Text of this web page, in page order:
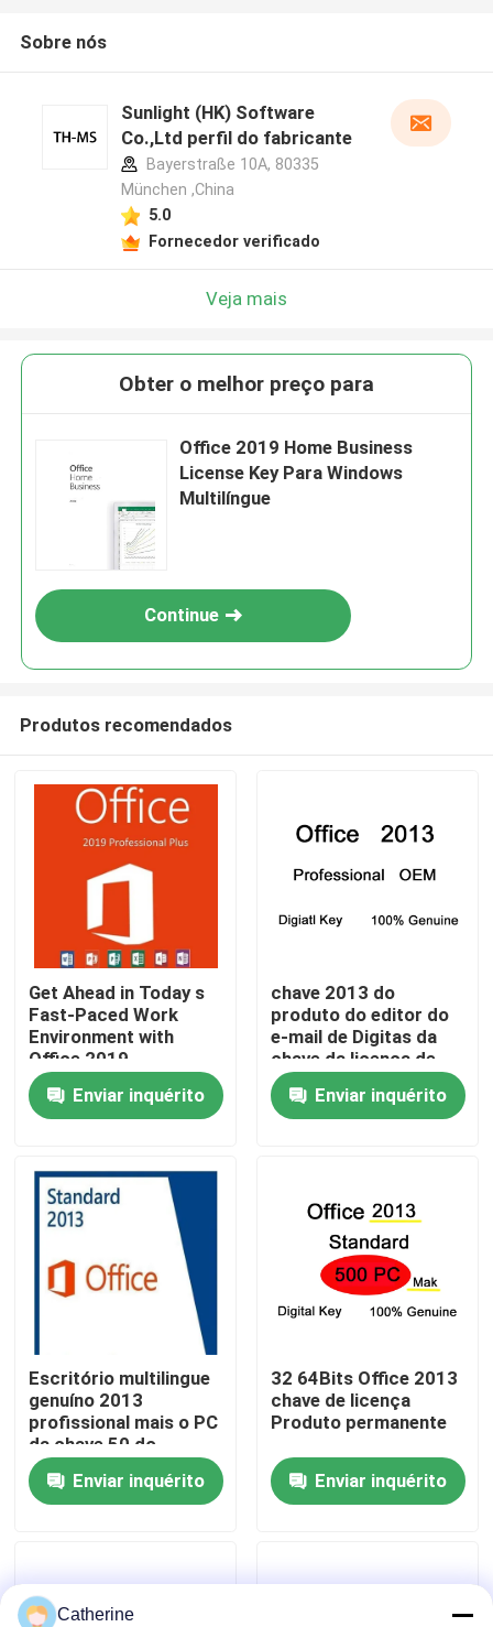
Para casa
Produtos
Sobre nós
Controle de qualidade
Notícias
Solicite um orçamento
sinal de adição profissional do escritório 2021
Sobre nós
Sunlight (HK) Software
Co.,Ltd perfil do fabricante
Bayerstraße 10A, 80335
München ,China
5.0
Fornecedor verificado
Veja mais
Obter o melhor preço para
Office 2019 Home Business
License Key Para Windows
Multilíngue
Continue
Produtos recomendados
Get Ahead in Today s
Fast-Paced Work
Environment with
Office 2019
Professional Plus
Enviar inquérito
chave 2013 do
produto do editor do
e-mail de Digitas da
chave da licença de
1pc Office 2013
Enviar inquérito
Escritório multilingue
genuíno 2013
profissional mais o PC
da chave 50 do
produto
Enviar inquérito
32 64Bits Office 2013
chave de licença
Produto permanente
Enviar inquérito
Catherine